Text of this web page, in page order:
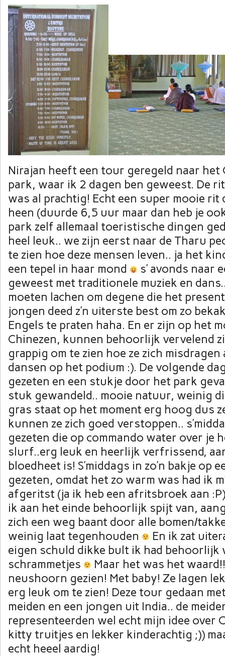
Nirajan heeft een tour geregeld naar
park, waar ik 2 dagen ben geweest. De
was al prachtig! Echt een super mooie rit
heen (duurde 6,5 uur maar dan heb je
park zelf allemaal toeristische dingen
heel leuk.. we zijn eerst naar de Tharu
te zien hoe deze mensen leven.. ja het
een tepel in haar mond
s’ avonds naar
geweest met traditionele muziek en
moeten lachen om degene die het
jongen deed z’n uiterste best om zo
Engels te praten haha. En er zijn op het
Chinezen, kunnen behoorlijk vervelend
grappig om te zien hoe ze zich misdragen
dansen op het podium :). De volgende
gezeten en een stukje door het park
stuk gewandeld.. mooie natuur, weinig
gras staat op het moment erg hoog dus
kunnen ze zich goed verstoppen..
gezeten die op commando water over je
slurf..erg leuk en heerlijk verfrissend,
bloedheet is! S’middags in zo’n bakje op
gezeten, omdat het zo warm was had ik
afgeritst (ja ik heb een afritsbroek aan
ik aan het einde behoorlijk spijt van,
zich een weg baant door alle bomen/
weinig laat tegenhouden
En ik zat
eigen schuld dikke bult ik had behoorlijk
schrammetjes
Maar het was het
neushoorn gezien! Met baby! Ze lagen
erg leuk om te zien! Deze tour gedaan
meiden en een jongen uit India.. de
representeerden wel echt mijn idee over
kitty truitjes en lekker kinderachtig ;))
echt heeel aardig!